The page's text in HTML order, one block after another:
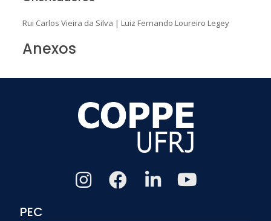
Rui Carlos Vieira da Silva | Luiz Fernando Loureiro Legey
Anexos
PEC